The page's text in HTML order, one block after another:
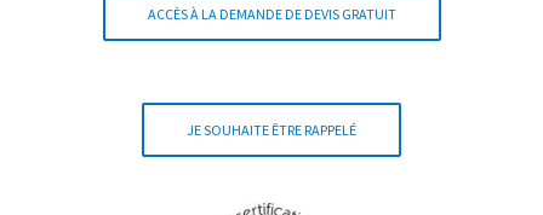
ACCÈS À LA DEMANDE DE DEVIS GRATUIT
JE SOUHAITE ÊTRE RAPPELÉ